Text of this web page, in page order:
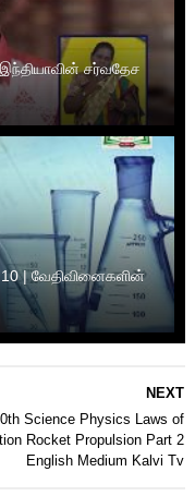
இந்தியாவின் சர்வதேச
10 | வேதிவினைகளின்
NEXT
Science Physics Laws of
Rocket Propulsion Part 2
English Medium Kalvi Tv